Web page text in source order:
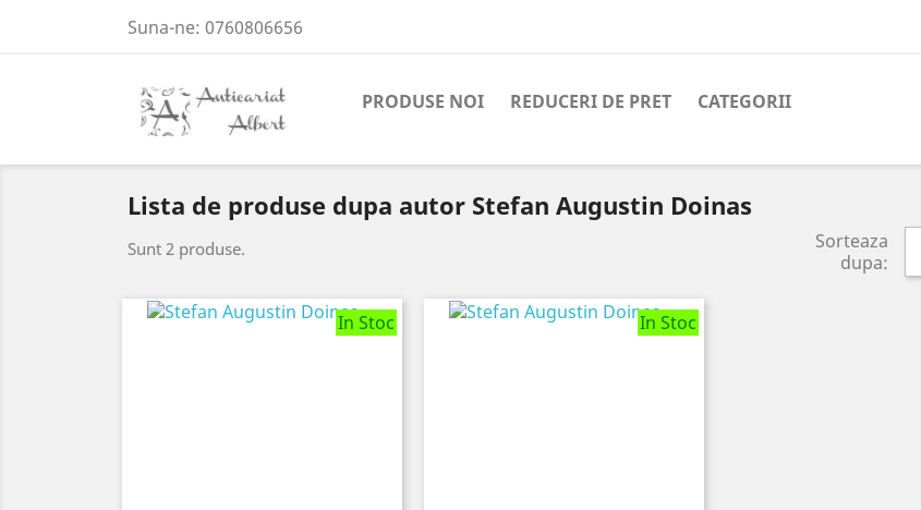
Suna-ne: 0760806656
PRODUSE NOI REDUCERI DE PRET CATEGORII
Lista de produse dupa autor Stefan Augustin Doinas
Sunt 2 produse.
Sorteaza
dupa:
In Stoc In Stoc